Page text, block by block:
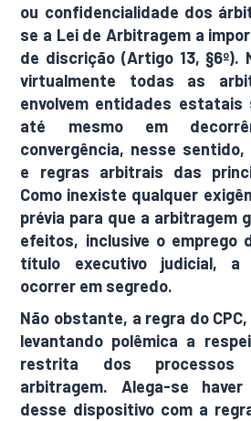
ou confidencialidade dos
se a Lei de Arbitragem a
de discrição (Artigo 13, §6º).
virtualmente todas as
envolvem entidades estatais
até mesmo em
convergência, nesse
e regras arbitrais das
Como inexiste qualquer
prévia para que a arbitragem
efeitos, inclusive o emprego
título executivo judicial, a
ocorrer em segredo.
Não obstante, a regra do
levantando polêmica a
restrita dos processos
arbitragem. Alega-se haver
desse dispositivo com a